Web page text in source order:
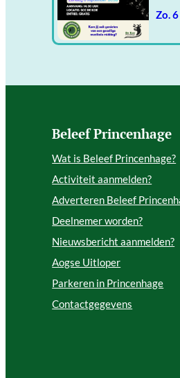
zo.
Beleef Princenhage
Wat is Beleef Princenhage?
Activiteit aanmelden?
Adverteren Beleef
Deelnemer worden?
Nieuwsbericht aanmelden?
Aogse Uitloper
Parkeren in Princenhage
Contactgegevens